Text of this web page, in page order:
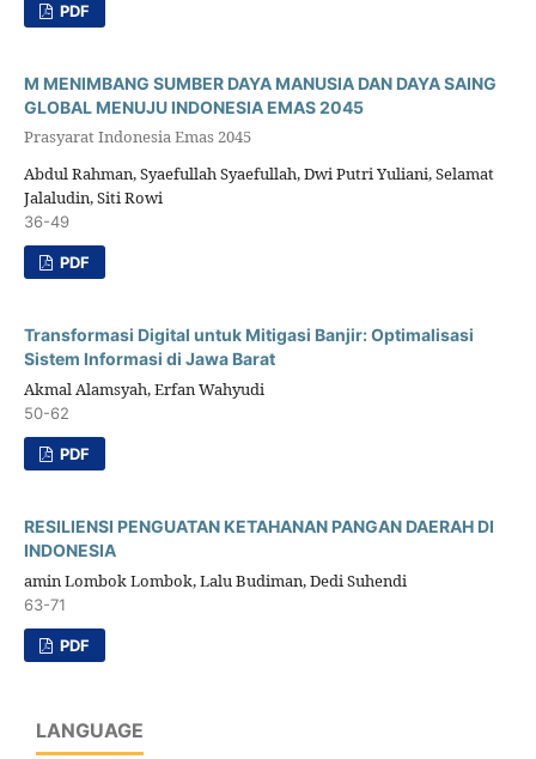
PDF
M MENIMBANG SUMBER DAYA MANUSIA DAN DAYA SAING
GLOBAL MENUJU INDONESIA EMAS 2045
Prasyarat Indonesia Emas 2045
Abdul Rahman, Syaefullah Syaefullah, Dwi Putri Yuliani, Selamat
Jalaludin, Siti Rowi
36-49
PDF
Transformasi Digital untuk Mitigasi Banjir: Optimalisasi
Sistem Informasi di Jawa Barat
Akmal Alamsyah, Erfan Wahyudi
50-62
PDF
RESILIENSI PENGUATAN KETAHANAN PANGAN DAERAH DI
INDONESIA
amin Lombok Lombok, Lalu Budiman, Dedi Suhendi
63-71
PDF
LANGUAGE